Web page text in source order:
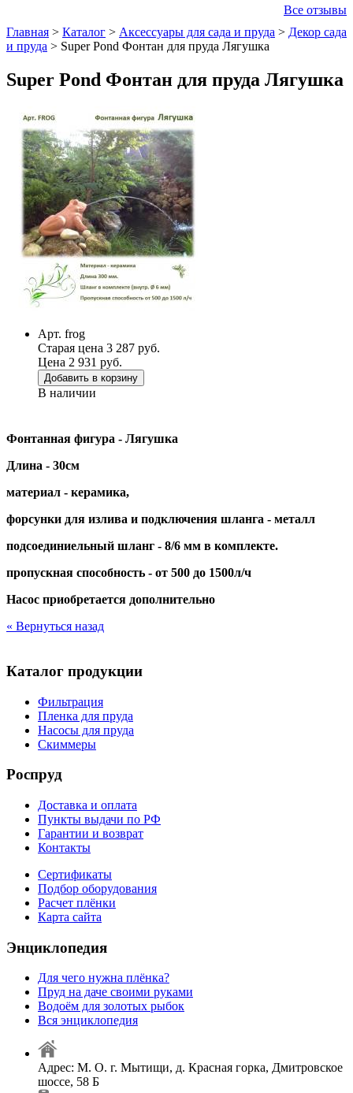
Все отзывы
Главная > Каталог > Аксессуары для сада и пруда > Декор сада
и пруда > Super Pond Фонтан для пруда Лягушка
Super Pond Фонтан для пруда Лягушка
Арт. frog
Старая цена 3 287 руб.
Цена 2 931 руб.
Добавить в корзину
В наличии
Фонтанная фигура - Лягушка
Длина - 30см
материал - керамика,
форсунки для излива и подключения шланга - металл
подсоединиельный шланг - 8/6 мм в комплекте.
пропускная способность - от 500 до 1500л/ч
Насос приобретается дополнительно
« Вернуться назад
Каталог продукции
Фильтрация
Пленка для пруда
Насосы для пруда
Скиммеры
Роспруд
Доставка и оплата
Пункты выдачи по РФ
Гарантии и возврат
Контакты
Сертификаты
Подбор оборудования
Расчет плёнки
Карта сайта
Энциклопедия
Для чего нужна плёнка?
Пруд на даче своими руками
Водоём для золотых рыбок
Вся энциклопедия
Адрес: М. О. г. Мытищи, д. Красная горка, Дмитровское
шоссе, 58 Б